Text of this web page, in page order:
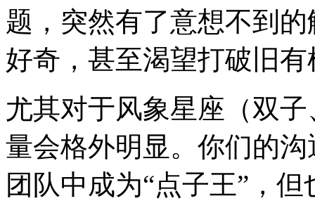
题，突然有了意想不到
好奇，甚至渴望打破旧
尤其对于风象星座（双
量会格外明显。你们的
团队中成为“点子王”，